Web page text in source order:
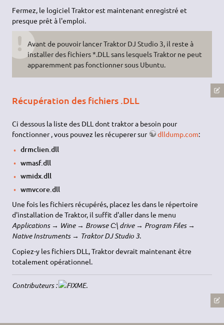
Fermez, le logiciel Traktor est maintenant enregistré et
presque prêt à l'emploi.
Avant de pouvoir lancer Traktor DJ Studio 3, il reste à
installer des fichiers *.DLL sans lesquels Traktor ne peut
apparemment pas fonctionner sous Ubuntu.
Récupération des fichiers .DLL
Ci dessous la liste des DLL dont traktor a besoin pour
fonctionner , vous pouvez les récuperer sur
dlldump.com:
drmclien.dll
wmasf.dll
wmidx.dll
wmvcore.dll
Une fois les fichiers récupérés, placez les dans le répertoire
d'installation de Traktor, il suffit d'aller dans le menu
Applications → Wine → Browse C:\ drive → Program Files →
Native Instruments → Traktor DJ Studio 3.
Copiez-y les fichiers DLL, Traktor devrait maintenant être
totalement opérationnel.
Contributeurs : .